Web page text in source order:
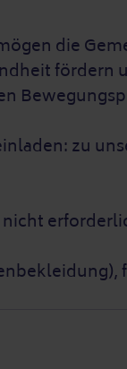
die
fördern
zu